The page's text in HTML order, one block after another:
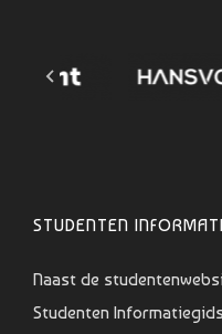
STUDENTEN
Naast de
Studenten